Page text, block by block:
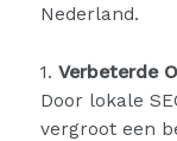
Nederland.
1. Verbeterde
Door lokale
vergroot een